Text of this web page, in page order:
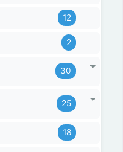
12
2
30
25
18